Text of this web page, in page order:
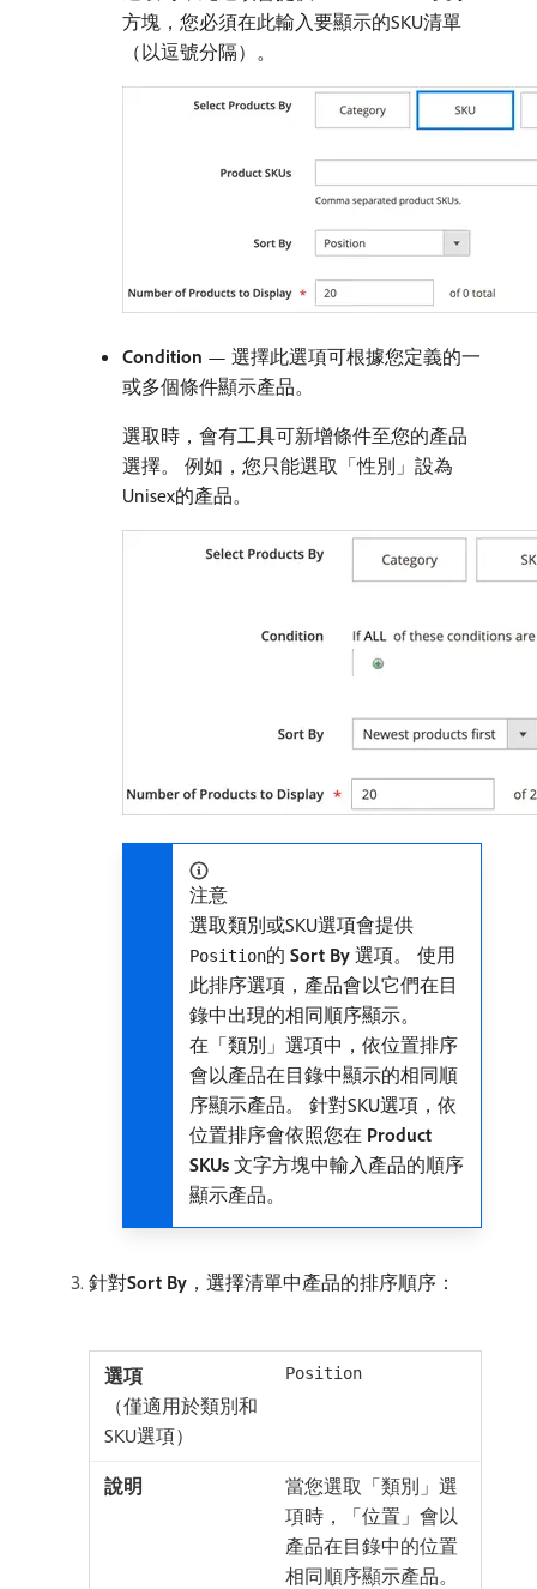
方塊，您必須在此輸入要顯示的SKU清單
（以逗號分隔）。
Condition — 選擇此選項可根據您定義的一
或多個條件顯示產品。
選取時，會有工具可新增條件至您的產品
選擇。 例如，您只能選取「性別」設為
Unisex的產品。
注意
選取類別或SKU選項會提供
Position的​ Sort By ​選項。 使用
此排序選項，產品會以它們在目
錄中出現的相同順序顯示。
在「類別」選項中，依位置排序
會以產品在目錄中顯示的相同順
序顯示產品。 針對SKU選項，依
位置排序會依照您在​ Product
SKUs ​文字方塊中輸入產品的順序
顯示產品。
針對​Sort By ，選擇清單中產品的排序順序：
Position
（僅適用於類別和
SKU選項）
當您選取「類別」選
項時，「位置」會以
產品在目錄中的位置
相同順序顯示產品。